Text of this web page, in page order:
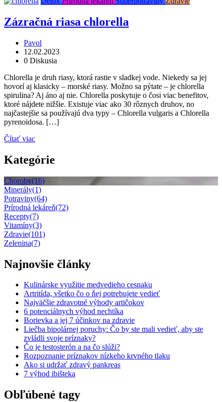
Zázračná riasa chlorella
Pavol
12.02.2023
0 Diskusia
Chlorella je druh riasy, ktorá rastie v sladkej vode. Niekedy sa jej
hovorí aj klasicky – morské riasy. Možno sa pýtate – je chlorella
spirulina? Aj áno aj nie. Chlorella poskytuje o čosi viac benefitov,
ktoré nájdete nižšie. Existuje viac ako 30 rôznych druhov, no
najčastejšie sa používajú dva typy – Chlorella vulgaris a Chlorella
pyrenoidosa. […]
Čítať viac
Kategórie
Choroby(16)
Minerály(1)
Potraviny(64)
Prírodná lekáreň(72)
Recepty(7)
Vitamíny(3)
Zdravie(101)
Zelenina(7)
Najnovšie články
Kulinárske využitie medvedieho cesnaku
Artritída, všetko čo o ňej potrebujete vedieť
Najväčšie zdravotné výhody artičokov
6 potenciálnych výhod nechtíka
Borievka a jej 7 účinkov na zdravie
Liečba bipolárnej poruchy: Čo by ste mali vedieť, aby ste
zvládli svoje príznaky?
Čo je testosterón a na čo slúži?
Rozpoznanie príznakov nízkeho krvného tlaku
Ako si udržať zdravý pankreas
7 výhod ibišteka
Obľúbené tagy